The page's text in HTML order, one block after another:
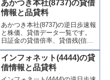
喚起・申込停止)など、空売り関
連情報を集計し、図解でわかり
やすくまとめて掲載していま
す。
あかつき本社(8737)の貸借
情報と品貸料
あかつき本社(8737)の逆日歩速報
と株価、貸借データ一覧です。
日証金の貸借倍率、貸借残(信用
買残、信用売残)、品貸料(逆日
歩)、東証の週末残高、規制(注意
喚起・申込停止)など、空売り関
連情報を集計し、図解でわかり
インフォネット(4444)の貸
借情報と品貸料